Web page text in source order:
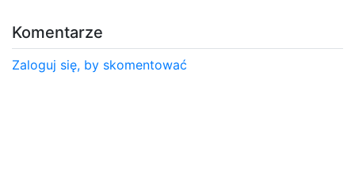
Komentarze
Zaloguj się, by skomentować